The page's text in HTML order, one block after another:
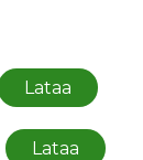
Lataa
Lataa